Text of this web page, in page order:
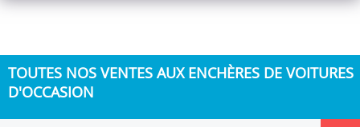
TOUTES NOS VENTES AUX ENCHÈRES DE VOITURES
D'OCCASION